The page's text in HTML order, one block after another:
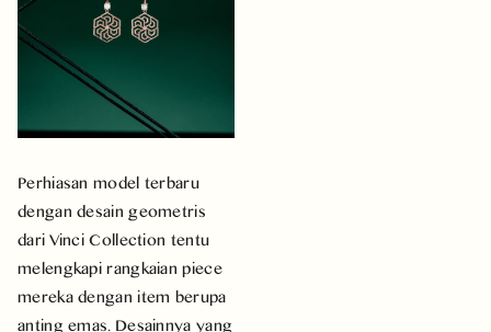
Perhiasan model terbaru
dengan desain geometris
dari Vinci Collection tentu
melengkapi rangkaian piece
mereka dengan item berupa
anting emas. Desainnya yang